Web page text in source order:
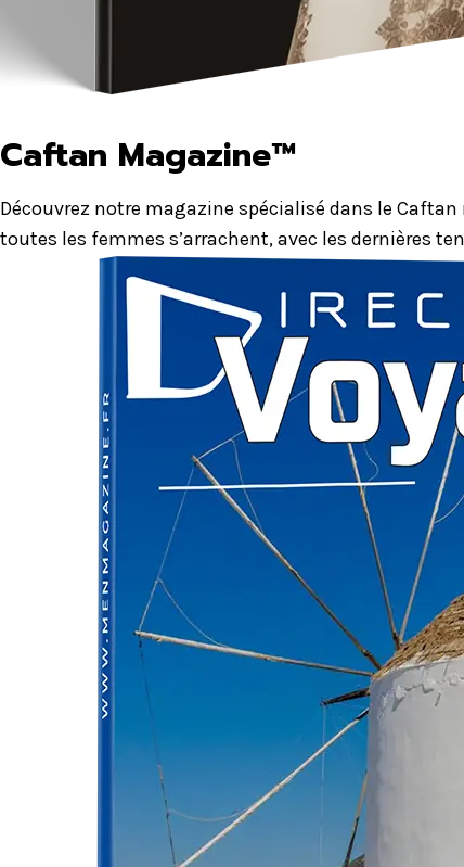
Caftan Magazine™
Découvrez notre magazine spécialisé dans le
toutes les femmes s’arrachent, avec les dernières